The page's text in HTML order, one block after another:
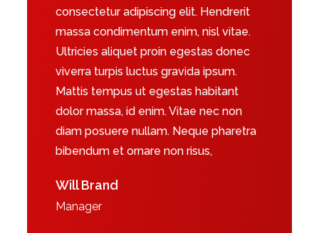
consectetur adipiscing elit. Hendrerit
massa condimentum enim, nisl vitae.
Ultricies aliquet proin egestas donec
viverra turpis luctus gravida ipsum.
Mattis tempus ut egestas habitant
dolor massa, id enim. Vitae nec non
diam posuere nullam. Neque pharetra
bibendum et ornare non risus,
Will Brand
Manager